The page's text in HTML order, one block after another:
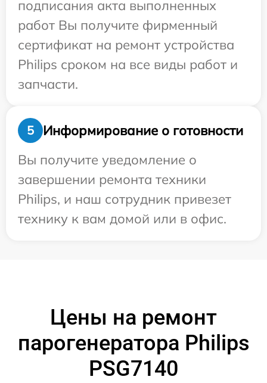
подписания акта выполненных
работ Вы получите фирменный
сертификат на ремонт устройства
Philips сроком на все виды работ и
запчасти.
5
Информирование о готовности
Вы получите уведомление о
завершении ремонта техники
Philips, и наш сотрудник привезет
технику к вам домой или в офис.
Цены на ремонт
парогенератора Philips
PSG7140